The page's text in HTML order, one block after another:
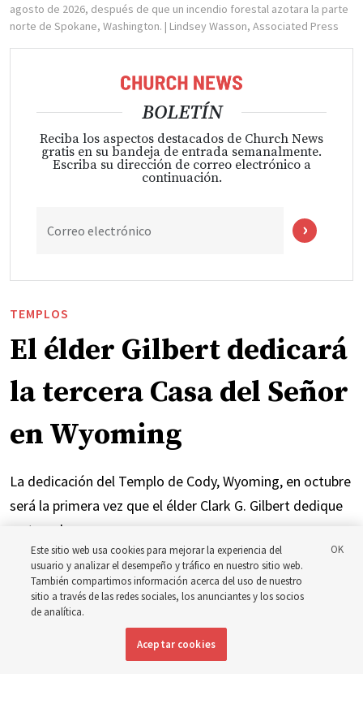
agosto de 2026, después de que un incendio forestal azotara la parte
norte de Spokane, Washington. | Lindsey Wasson, Associated Press
BOLETÍN
Reciba los aspectos destacados de Church News
gratis en su bandeja de entrada semanalmente.
Escriba su dirección de correo electrónico a
continuación.
Correo electrónico
TEMPLOS
El élder Gilbert dedicará
la tercera Casa del Señor
en Wyoming
La dedicación del Templo de Cody, Wyoming, en octubre
será la primera vez que el élder Clark G. Gilbert dedique
un templo
7 agosto 2026, 2:46 p.m. MDT Compartir
| Portugués
Este sitio web usa cookies para mejorar la experiencia del
usuario y analizar el desempeño y tráfico en nuestro sitio web.
También compartimos información acerca del uso de nuestro
sitio a través de las redes sociales, los anunciantes y los socios
de analítica.
Aceptar cookies